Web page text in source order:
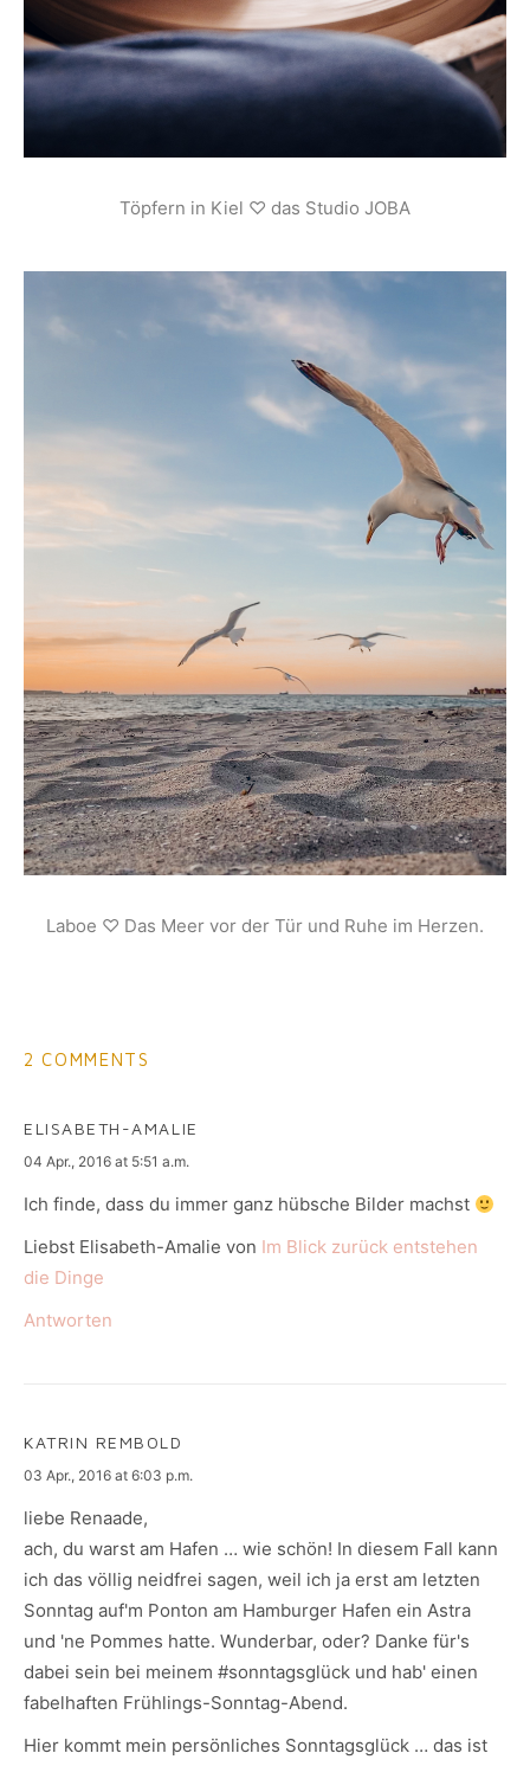
Töpfern in Kiel ♡ das Studio JOBA
Laboe ♡ Das Meer vor der Tür und Ruhe im Herzen.
2 COMMENTS
ELISABETH-AMALIE
says:
04 Apr., 2016 at 5:51 a.m.
Ich finde, dass du immer ganz hübsche Bilder machst
Liebst Elisabeth-Amalie von Im Blick zurück entstehen
die Dinge
Antworten
KATRIN REMBOLD
says:
03 Apr., 2016 at 6:03 p.m.
liebe Renaade,
ach, du warst am Hafen … wie schön! In diesem Fall kann
ich das völlig neidfrei sagen, weil ich ja erst am letzten
Sonntag auf'm Ponton am Hamburger Hafen ein Astra
und 'ne Pommes hatte. Wunderbar, oder? Danke für's
dabei sein bei meinem #sonntagsglück und hab' einen
fabelhaften Frühlings-Sonntag-Abend.
Hier kommt mein persönliches Sonntagsglück … das ist